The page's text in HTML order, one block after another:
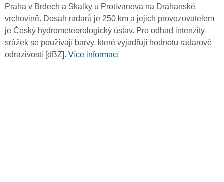
Praha v Brdech a Skalky u Protivanova na Drahanské
vrchovině. Dosah radarů je 250 km a jejich provozovatelem
je Český hydrometeorologický ústav. Pro odhad intenzity
srážek se používají barvy, které vyjadřují hodnotu radarové
odrazivosti [dBZ]. Více informací